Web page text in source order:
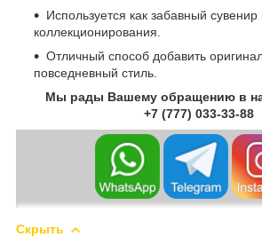
Используется как забавный
коллекционирования.
Отличный способ добавить
повседневный стиль.
Мы рады Вашему обращению в
+7 (777) 033-33-88
Скрыть